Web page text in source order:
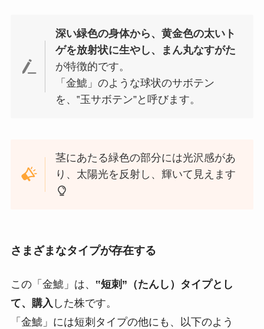
深い緑色の身体から、黄金色の太いト
ゲを放射状に生やし、まん丸なすがた
が特徴的です。
「金鯱」のような球状のサボテン
を、‟玉サボテン”と呼びます。
茎にあたる緑色の部分には光沢感があ
り、太陽光を反射し、輝いて見えます
さまざまなタイプが存在する
この「金鯱」は、 ‟短刺”（たんし）タイプとし
て、購入 した株です。
「金鯱」には短刺タイプの他にも、以下のよう